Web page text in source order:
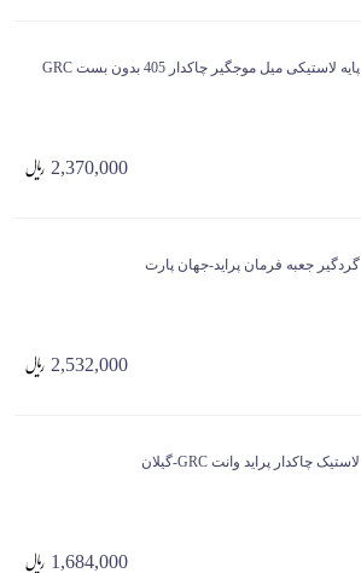
پایه لاستیکی میل موجگیر چاکدار 405 بدون بست GRC
2,370,000
گردگیر جعبه فرمان پراید-جهان پارت
2,532,000
لاستیک چاکدار پراید وانت GRC-گیلان
1,684,000